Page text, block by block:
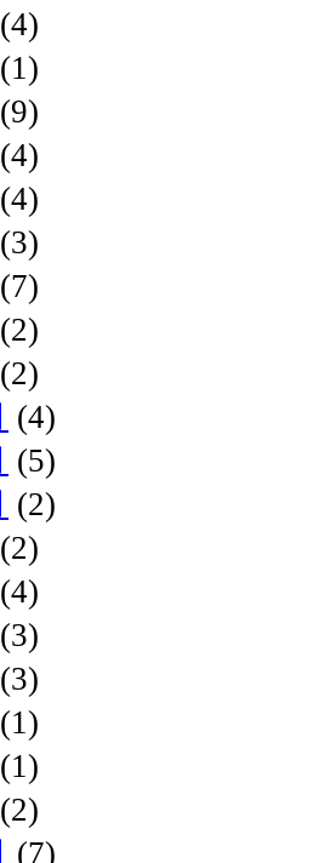
(4)
(1)
(9)
(4)
(4)
(3)
(7)
(2)
(2)
(4)
(5)
(2)
(2)
(4)
(3)
(3)
(1)
(1)
(2)
(7)